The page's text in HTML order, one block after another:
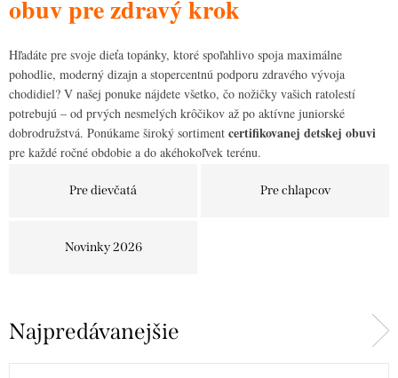
obuv pre zdravý krok
Hľadáte pre svoje dieťa topánky, ktoré spoľahlivo spoja maximálne
pohodlie, moderný dizajn a stopercentnú podporu zdravého vývoja
chodidiel? V našej ponuke nájdete všetko, čo nožičky vašich ratolestí
potrebujú – od prvých nesmelých krôčikov až po aktívne juniorské
dobrodružstvá. Ponúkame široký sortiment certifikovanej detskej obuvi
pre každé ročné obdobie a do akéhokoľvek terénu.
Pre dievčatá Pre chlapcov
Novinky 2026
Najpredávanejšie